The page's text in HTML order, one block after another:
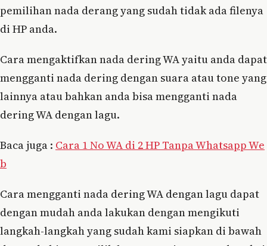
pemilihan nada derang yang sudah tidak ada filenya
di HP anda.
Cara mengaktifkan nada dering WA yaitu anda dapat
mengganti nada dering dengan suara atau tone yang
lainnya atau bahkan anda bisa mengganti nada
dering WA dengan lagu.
Baca juga : Cara 1 No WA di 2 HP Tanpa Whatsapp We
b
Cara mengganti nada dering WA dengan lagu dapat
dengan mudah anda lakukan dengan mengikuti
langkah-langkah yang sudah kami siapkan di bawah